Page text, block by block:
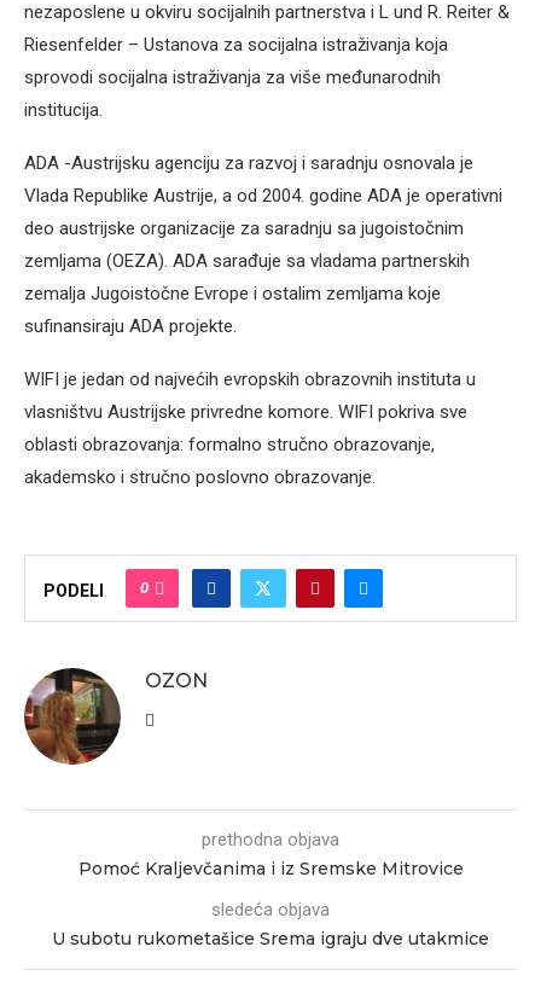
nezaposlene u okviru socijalnih partnerstva i L und R. Reiter &
Riesenfelder – Ustanova za socijalna istraživanja koja
sprovodi socijalna istraživanja za više međunarodnih
institucija.
ADA -Austrijsku agenciju za razvoj i saradnju osnovala je
Vlada Republike Austrije, a od 2004. godine ADA je operativni
deo austrijske organizacije za saradnju sa jugoistočnim
zemljama (OEZA). ADA sarađuje sa vladama partnerskih
zemalja Jugoistočne Evrope i ostalim zemljama koje
sufinansiraju ADA projekte.
WIFI je jedan od najvećih evropskih obrazovnih instituta u
vlasništvu Austrijske privredne komore. WIFI pokriva sve
oblasti obrazovanja: formalno stručno obrazovanje,
akademsko i stručno poslovno obrazovanje.
PODELI 0
OZON
prethodna objava
Pomoć Kraljevčanima i iz Sremske Mitrovice
sledeća objava
U subotu rukometašice Srema igraju dve utakmice